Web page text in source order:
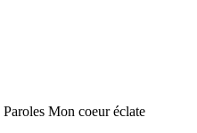
Paroles Mon coeur éclate